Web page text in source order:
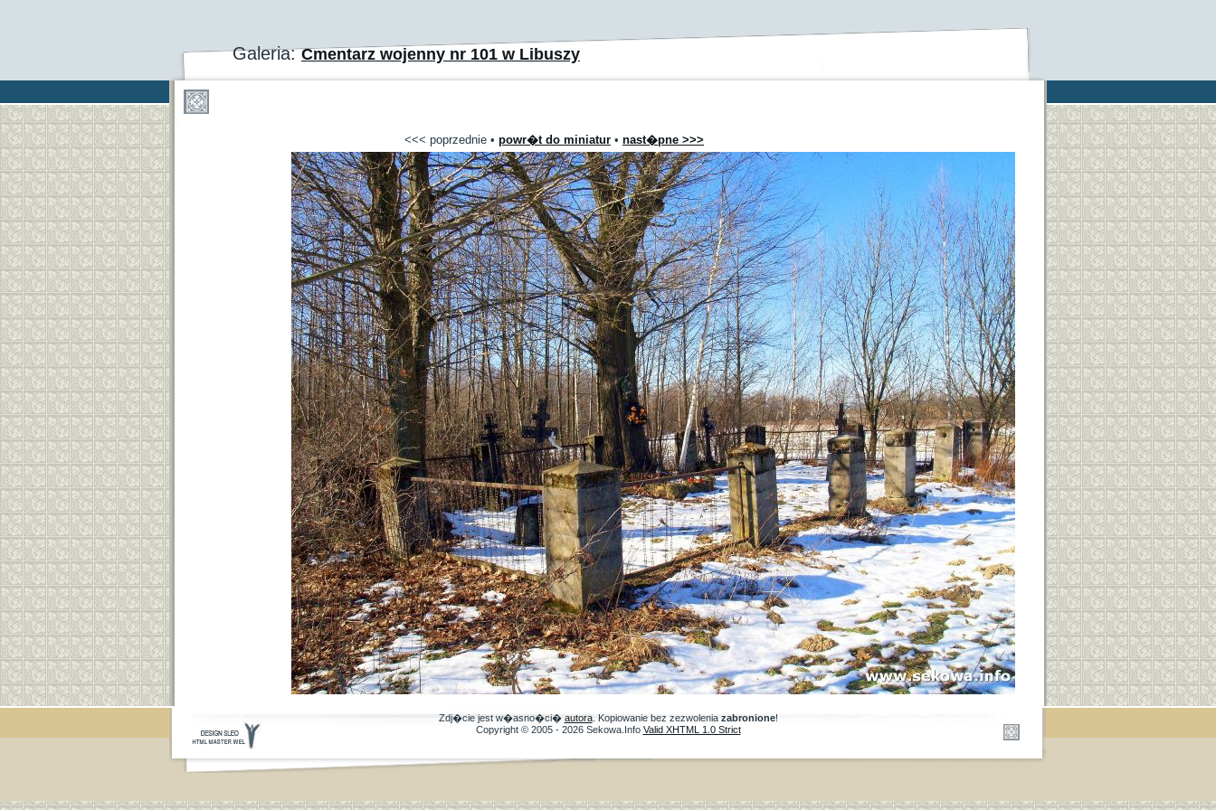
Galeria:Cmentarz wojenny nr 101 w Libuszy
<<< poprzednie • powr�t do miniatur • nast�pne >>>
Zdj�cie jest w�asno�ci� autora. Kopiowanie bez zezwolenia zabronione!
Copyright © 2005 - 2026 Sekowa.Info Valid XHTML 1.0 Strict